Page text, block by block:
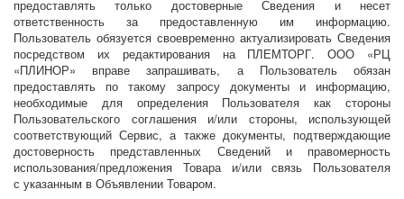
предоставлять только достоверные Сведения и несет
ответственность за предоставленную им информацию.
Пользователь обязуется своевременно актуализировать Сведения
посредством их редактирования на ПЛЕМТОРГ. ООО «РЦ
«ПЛИНОР» вправе запрашивать, а Пользователь обязан
предоставлять по такому запросу документы и информацию,
необходимые для определения Пользователя как стороны
Пользовательского соглашения и/или стороны, использующей
соответствующий Сервис, а также документы, подтверждающие
достоверность представленных Сведений и правомерность
использования/предложения Товара и/или связь Пользователя
с указанным в Объявлении Товаром.